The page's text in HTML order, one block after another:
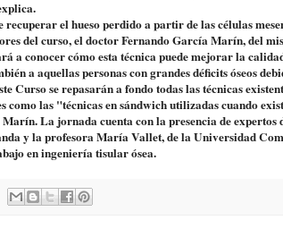
el hueso perdido a partir de las células
del curso, el doctor Fernando García Marín, del
a conocer cómo esta técnica puede mejorar la
a aquellas personas con grandes déficits óseos
Curso se repasarán a fondo todas las técnicas
como las "técnicas en sándwich utilizadas cuando
La jornada cuenta con la presencia de
y la profesora María Vallet, de la Universidad
en ingeniería tisular ósea.